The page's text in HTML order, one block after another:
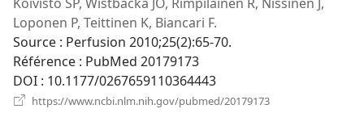
Loponen P, Teittinen K, Biancari F.
Source ‎: Perfusion 2010;25(2):65-70.
Référence ‎: PubMed 20179173
DOI ‎: 10.1177/0267659110364443
https://www.ncbi.nlm.nih.gov/pubmed/20179173